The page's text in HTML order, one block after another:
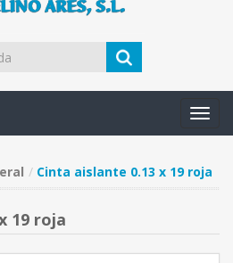
Cinta aislante 0.13 x 19 roja
19 roja